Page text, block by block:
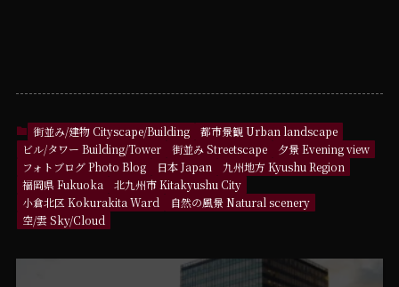
街並み/建物 Cityscape/Building
都市景観 Urban landscape
ビル/タワー Building/Tower
街並み Streetscape
夕景 Evening view
フォトブログ Photo Blog
日本 Japan
九州地方 Kyushu Region
福岡県 Fukuoka
北九州市 Kitakyushu City
小倉北区 Kokurakita Ward
自然の風景 Natural scenery
空/雲 Sky/Cloud